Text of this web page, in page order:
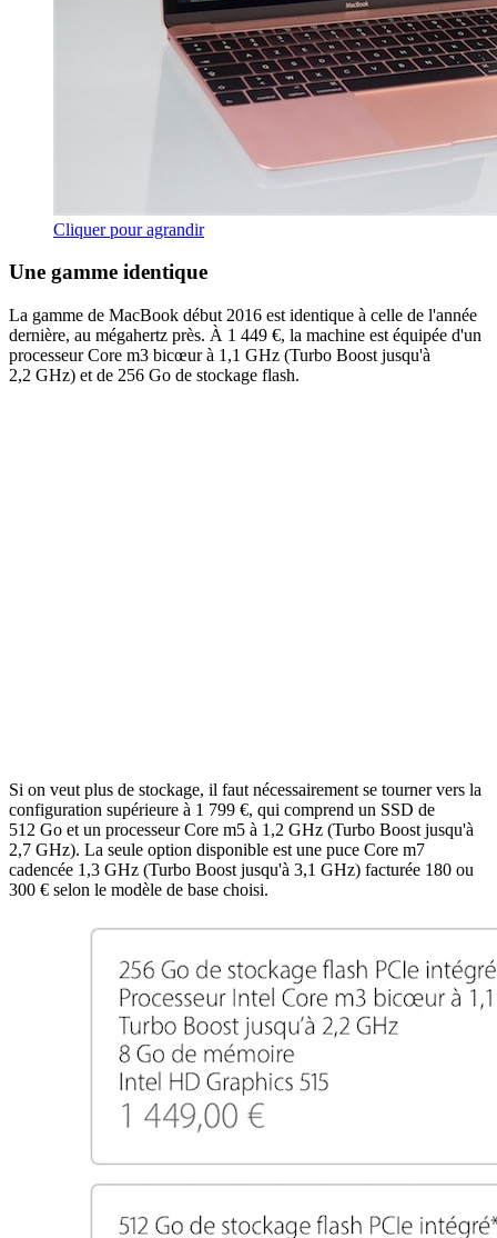
Cliquer pour agrandir
Une gamme identique
La gamme de MacBook début 2016 est identique à celle de l'année
dernière, au mégahertz près. À 1 449 €, la machine est équipée d'un
processeur Core m3 bicœur à 1,1 GHz (Turbo Boost jusqu'à
2,2 GHz) et de 256 Go de stockage flash.
Si on veut plus de stockage, il faut nécessairement se tourner vers la
configuration supérieure à 1 799 €, qui comprend un SSD de
512 Go et un processeur Core m5 à 1,2 GHz (Turbo Boost jusqu'à
2,7 GHz). La seule option disponible est une puce Core m7
cadencée 1,3 GHz (Turbo Boost jusqu'à 3,1 GHz) facturée 180 ou
300 € selon le modèle de base choisi.